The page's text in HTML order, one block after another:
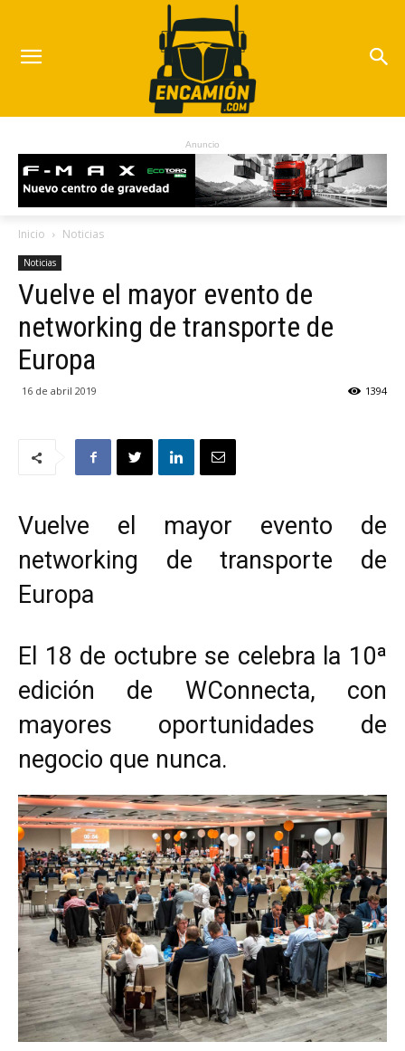
Anuncio
Inicio Noticias
Noticias
Vuelve el mayor evento de
networking de transporte de
Europa
16 de abril 2019 1394
Vuelve el mayor evento de
networking de transporte de
Europa
El 18 de octubre se celebra la 10ª
edición de WConnecta, con
mayores oportunidades de
negocio que nunca.